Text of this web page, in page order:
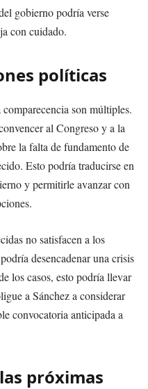
gobierno podría verse
con cuidado.
políticas
son múltiples.
al Congreso y a la
la falta de fundamento de
Esto podría traducirse en
y permitirle avanzar con
no satisfacen a los
desencadenar una crisis
los casos, esto podría llevar
a Sánchez a considerar
convocatoria anticipada a
próximas